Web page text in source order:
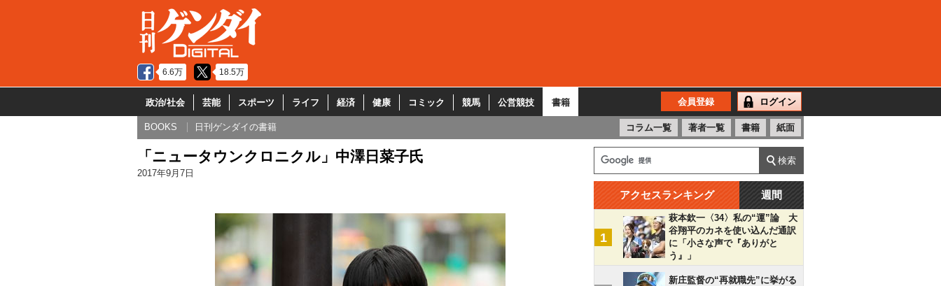
6.6万 18.5万
政治/社会 芸能 スポーツ ライフ 経済 健康 コミック 競馬 公営競技 書籍 会員登録 ログイン
BOOKS 日刊ゲンダイの書籍 コラム一覧 著者一覧 書籍 紙面
「ニュータウンクロニクル」中澤日菜子氏
2017年9月7日
アクセスランキング 週間
1
萩本欽一〈34〉私の“運”論 大
谷翔平のカネを使い込んだ通訳
に「小さな声で『ありがと
う』」
新庄監督の“再就職先”に挙がる